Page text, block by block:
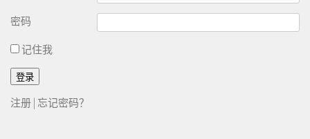
密码
记住我
注册 | 忘记密码？